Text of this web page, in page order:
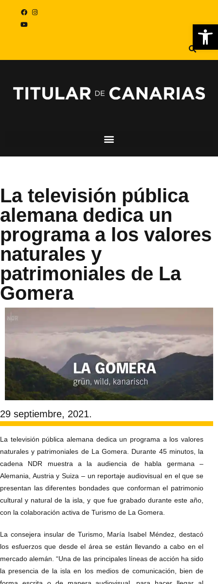
La televisión pública
alemana dedica un
programa a los valores
naturales y
patrimoniales de La
Gomera
29 septiembre, 2021.
La televisión pública alemana dedica un programa a los valores
naturales y patrimoniales de La Gomera. Durante 45 minutos, la
cadena NDR muestra a la audiencia de habla germana –
Alemania, Austria y Suiza – un reportaje audiovisual en el que se
presentan las diferentes bondades que conforman el patrimonio
cultural y natural de la isla, y que fue grabado durante este año,
con la colaboración activa de Turismo de La Gomera.
La consejera insular de Turismo, María Isabel Méndez, destacó
los esfuerzos que desde el área se están llevando a cabo en el
mercado alemán. “Una de las principales líneas de acción ha sido
la presencia de la isla en los medios de comunicación, bien de